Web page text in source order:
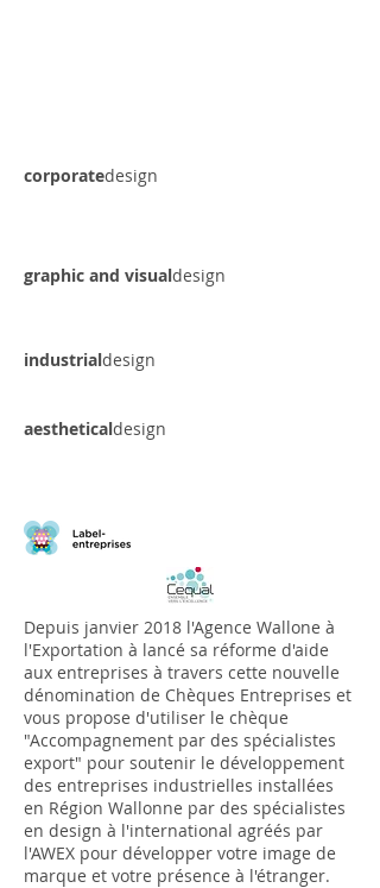
corporatedesign
graphic and visualdesign
industrialdesign
aestheticaldesign
Depuis janvier 2018 l'Agence Wallone à
l'Exportation à lancé sa réforme d'aide
aux entreprises à travers cette nouvelle
dénomination de Chèques Entreprises et
vous propose d'utiliser le chèque
"Accompagnement par des spécialistes
export" pour soutenir le développement
des entreprises industrielles installées
en Région Wallonne par des spécialistes
en design à l'international agréés par
l'AWEX pour développer votre image de
marque et votre présence à l'étranger.